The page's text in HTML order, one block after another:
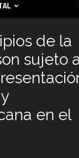
de la
sujeto
en el